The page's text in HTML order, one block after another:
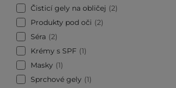
Čisticí gely na obličej
2
Produkty pod oči
2
Séra
2
Krémy s SPF 1
Masky
1
Sprchové gely
1